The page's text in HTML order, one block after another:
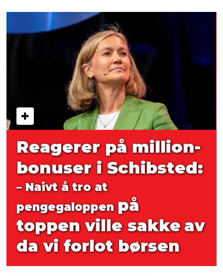
Reagerer på million­
bonuser i Schibsted:
– Naivt å tro at
pengegaloppen på
toppen ville sakkeav
da vi forlot børsen